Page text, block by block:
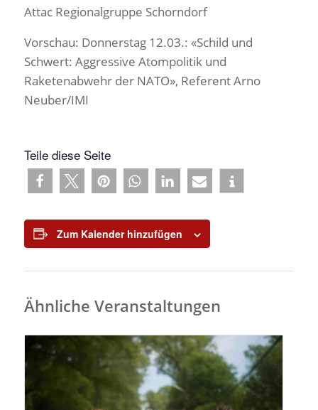
Attac Regionalgruppe Schorndorf
Vorschau: Donnerstag 12.03.: «Schild und
Schwert: Aggressive Atompolitik und
Raketenabwehr der NATO», Referent Arno
Neuber/IMI
Teile diese Seite
Zum Kalender hinzufügen
Ähnliche Veranstaltungen